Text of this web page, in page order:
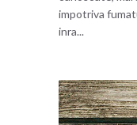
impotriva
inra...